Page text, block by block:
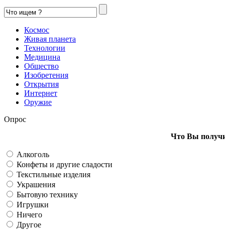
Космос
Живая планета
Технологии
Медицина
Общество
Изобретения
Открытия
Интернет
Оружие
Опрос
Что Вы
Алкоголь
Конфеты и другие сладости
Текстильные изделия
Украшения
Бытовую технику
Игрушки
Ничего
Другое